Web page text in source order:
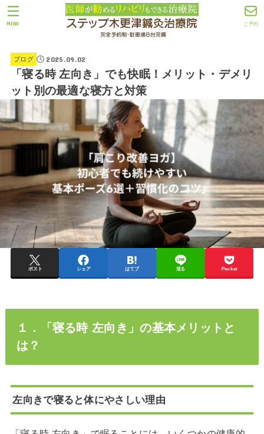
ご予約
MENU
ブログ 2025.09.02
「寝る時 左向き」でも快眠！メリット・デメリ
ット別の最適な寝方と対策
ポスト シェア はてブ 送る Pocket
１．「寝る時 左向き」の基本メリットと
は？
左向きで寝ると体にやさしい理由